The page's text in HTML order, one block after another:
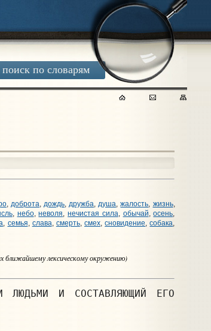
поиск по словарям
,доброта,дождь,дружба,душа,жалость, жизнь,
, небо,неволя,нечистая сила, обычай,осень,
, семья, слава, смерть,смех,сновидение,собака,
ближайшему лексическому окружению)
ЛЮДЬМИ И СОСТАВЛЯЮЩИЙ ЕГО